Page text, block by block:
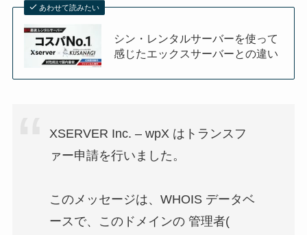
あわせて読みたい
シン・レンタルサーバーを使って
感じたエックスサーバーとの違い
XSERVER Inc. – wpX はトランスフ
ァー申請を行いました。
このメッセージは、WHOIS データベ
ースで、このドメインの 管理者(